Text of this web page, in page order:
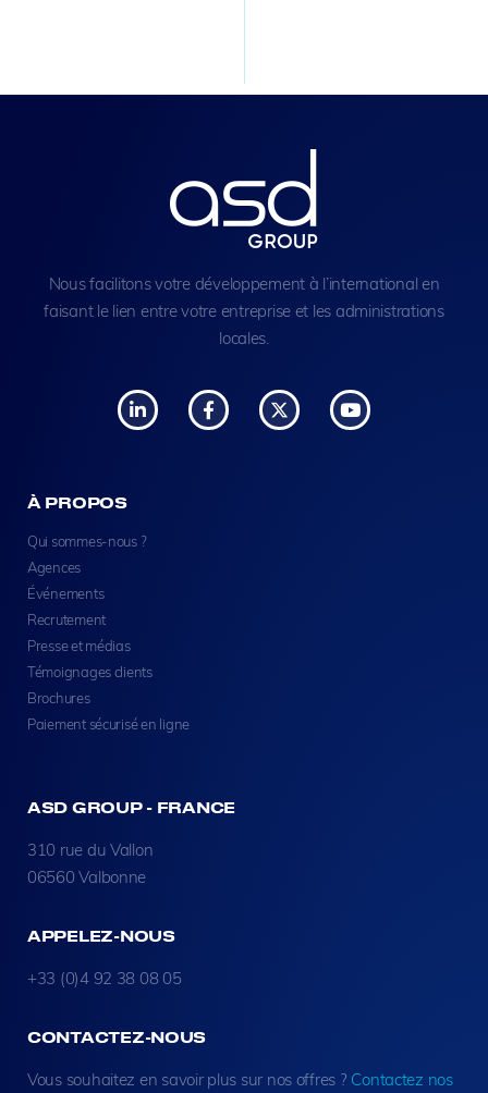
Nous facilitons votre développement à l’international en
faisant le lien entre votre entreprise et les administrations
locales.
À PROPOS
Qui sommes-nous ?
Agences
Événements
Recrutement
Presse et médias
Témoignages clients
Brochures
Paiement sécurisé en ligne
ASD GROUP - FRANCE
310 rue du Vallon
06560 Valbonne
APPELEZ-NOUS
+33 (0)4 92 38 08 05
CONTACTEZ-NOUS
Vous souhaitez en savoir plus sur nos offres ? Contactez nos